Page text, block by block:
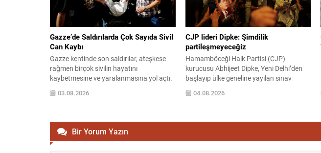
Bu...
çatışmayı sonlandırma...
Gazze’de Saldırılarda Çok Sayıda Sivil
Can Kaybı
Gazze kentinde son saldırılar, ateşkese
rağmen birçok sivilin hayatını
kaybetmesine ve yaralanmasına yol açtı.
Sağlık kaynaklarıyla görgü tanıkları, farklı
bölgelerde düzenlenen hava ve kara
görüntüleri bölgedeki insani krizin
derinliğini gözler önüne seriyor.
Hastanelerde düzenlenen cenaze
03.08.2026
CJP lideri Dipke: Şimdilik
partileşmeyeceğiz
Hamamböceği Halk Partisi (CJP)
kurucusu Abhijeet Dipke, Yeni Delhi’den
başlayıp ülke geneline yayılan sınav
skandallarına karşı protestoların
ardından hareketin hemen siyaset
04.08.2026
Bir Yorum Yazın